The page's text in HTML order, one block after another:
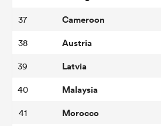
37 Cameroon
38 Austria
39 Latvia
40 Malaysia
41 Morocco